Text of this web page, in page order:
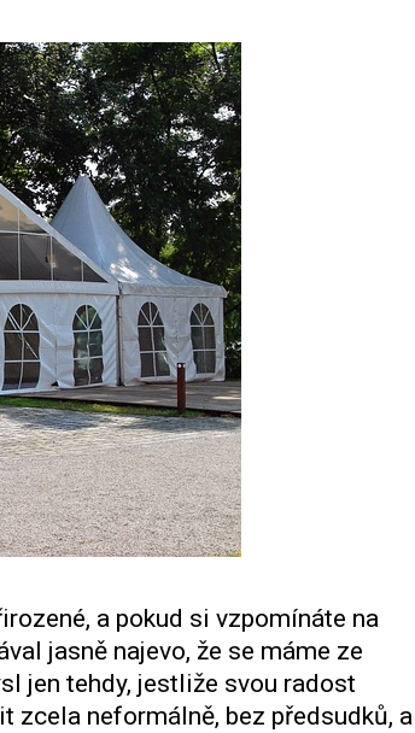
a pokud si vzpomínáte na
jasně najevo, že se máme ze
jen tehdy, jestliže svou radost
zcela neformálně, bez předsudků, a